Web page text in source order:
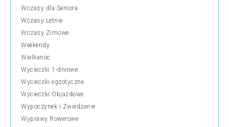
Wczasy dla Seniora
Wczasy Letnie
Wczasy Zimowe
Weekendy
Wielkanoc
Wycieczki 1-dniowe
Wycieczki egzotyczne
Wycieczki Objazdowe
Wypoczynek i Zwiedzanie
Wyprawy Rowerowe